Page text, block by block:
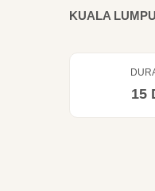
KUALA
15